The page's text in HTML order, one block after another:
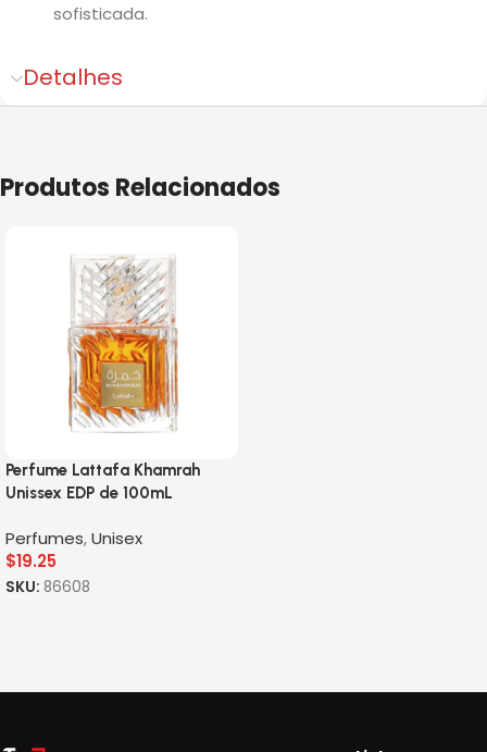
sofisticada.
Detalhes
Produtos Relacionados
Perfume Lattafa Khamrah
Unissex EDP de 100mL
Perfumes,Unisex
$19.25
SKU: 86608